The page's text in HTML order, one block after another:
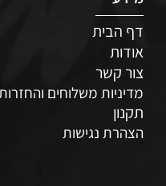
דף הבית
אודות
צור קשר
מדיניות משלוחים
תקנון
הצהרת נגישות